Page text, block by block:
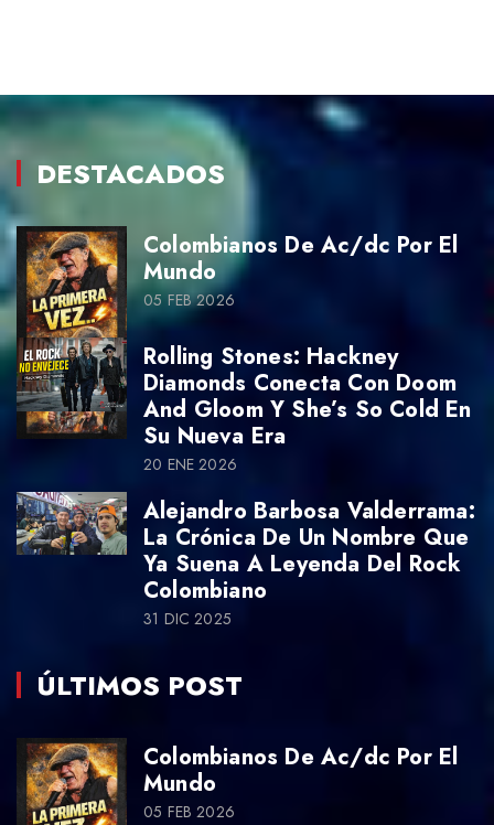
DESTACADOS
Colombianos De Ac/dc Por El
Mundo
05 FEB 2026
Rolling Stones: Hackney
Diamonds Conecta Con Doom
And Gloom Y She’s So Cold En
Su Nueva Era
20 ENE 2026
Alejandro Barbosa Valderrama:
La Crónica De Un Nombre Que
Ya Suena A Leyenda Del Rock
Colombiano
31 DIC 2025
ÚLTIMOS POST
Colombianos De Ac/dc Por El
Mundo
05 FEB 2026